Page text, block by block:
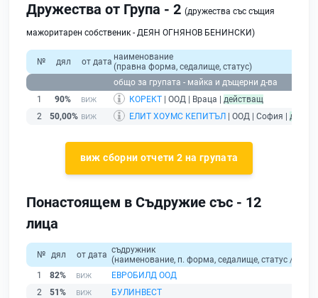
Дружества от Група - 2 (дружества със същия
мажоритарен собственик - ДЕЯН ОГНЯНОВ БЕНИНСКИ)
№ дял от дата наименование
(правна форма, седалище, статус)
общо за групата - майка и дъщерни д-ва
1
90% КОРЕКТ | ООД | Враца | действащ
2
50,00% ЕЛИТ ХОУМС КЕПИТЪЛ | ООД | София |
виж сборни отчети 2 на групата
Понастоящем в Съдружие със - 12
лица
№ дял от дата съдружник
(наименование, п. форма, седалище, статус /
1
82%
ЕВРОБИЛД ООД
2
51%
БУЛИНВЕСТ